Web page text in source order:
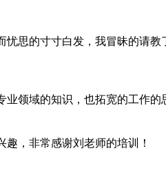
思的寸寸白发，我冒昧的请
领域的知识，也拓宽的工作的
，非常感谢刘老师的培训！